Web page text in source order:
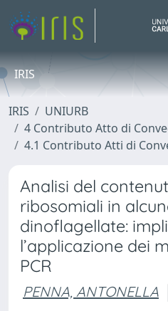
IRIS
IRIS
UNIURB
4 Contributo Atto di
4.1 Contributo Atti di
Analisi del
ribosomiali in
dinoflagellate:
l’applicazione dei
PCR
PENNA, ANTONELLA